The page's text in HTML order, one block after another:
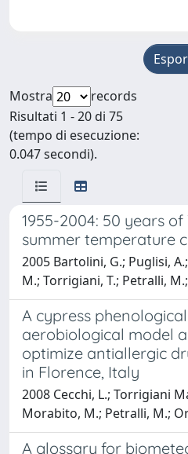
Mostra
records
Risultati 1 - 20 di 75
(tempo di esecuzione:
0.047 secondi).
1955-2004: 50 years
summer temperature
2005 Bartolini, G.; Puglisi,
M.; Torrigiani, T.; Petralli,
A cypress
aerobiological model
optimize antiallergic
in Florence, Italy
2008 Cecchi, L.; Torrigiani
Morabito, M.; Petralli, M.;
A glossary for